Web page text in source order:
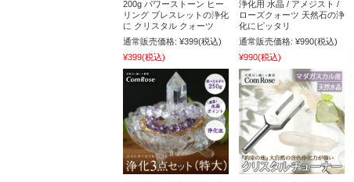
200g パワーストーン ヒー
リング ブレスレットの浄化
に クリスタル クォーツ
通常販売価格: ¥399(税込)
¥399(税込)
浄化用 水晶 / アメジスト /
ローズクォーツ 天然石の浄
化にピッタリ
通常販売価格: ¥990(税込)
¥990(税込)